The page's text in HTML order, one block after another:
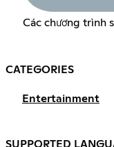
Các chương trình
CATEGORIES
Entertainment
SUPPORTED